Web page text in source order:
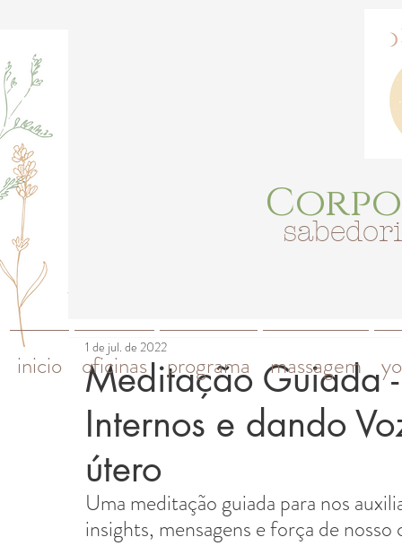
inicio oficinas programa massagem
Meditação Guiada
Internos e dando
útero
1 de jul. de 2022
Uma meditação guiada para nos
insights, mensagens e força de